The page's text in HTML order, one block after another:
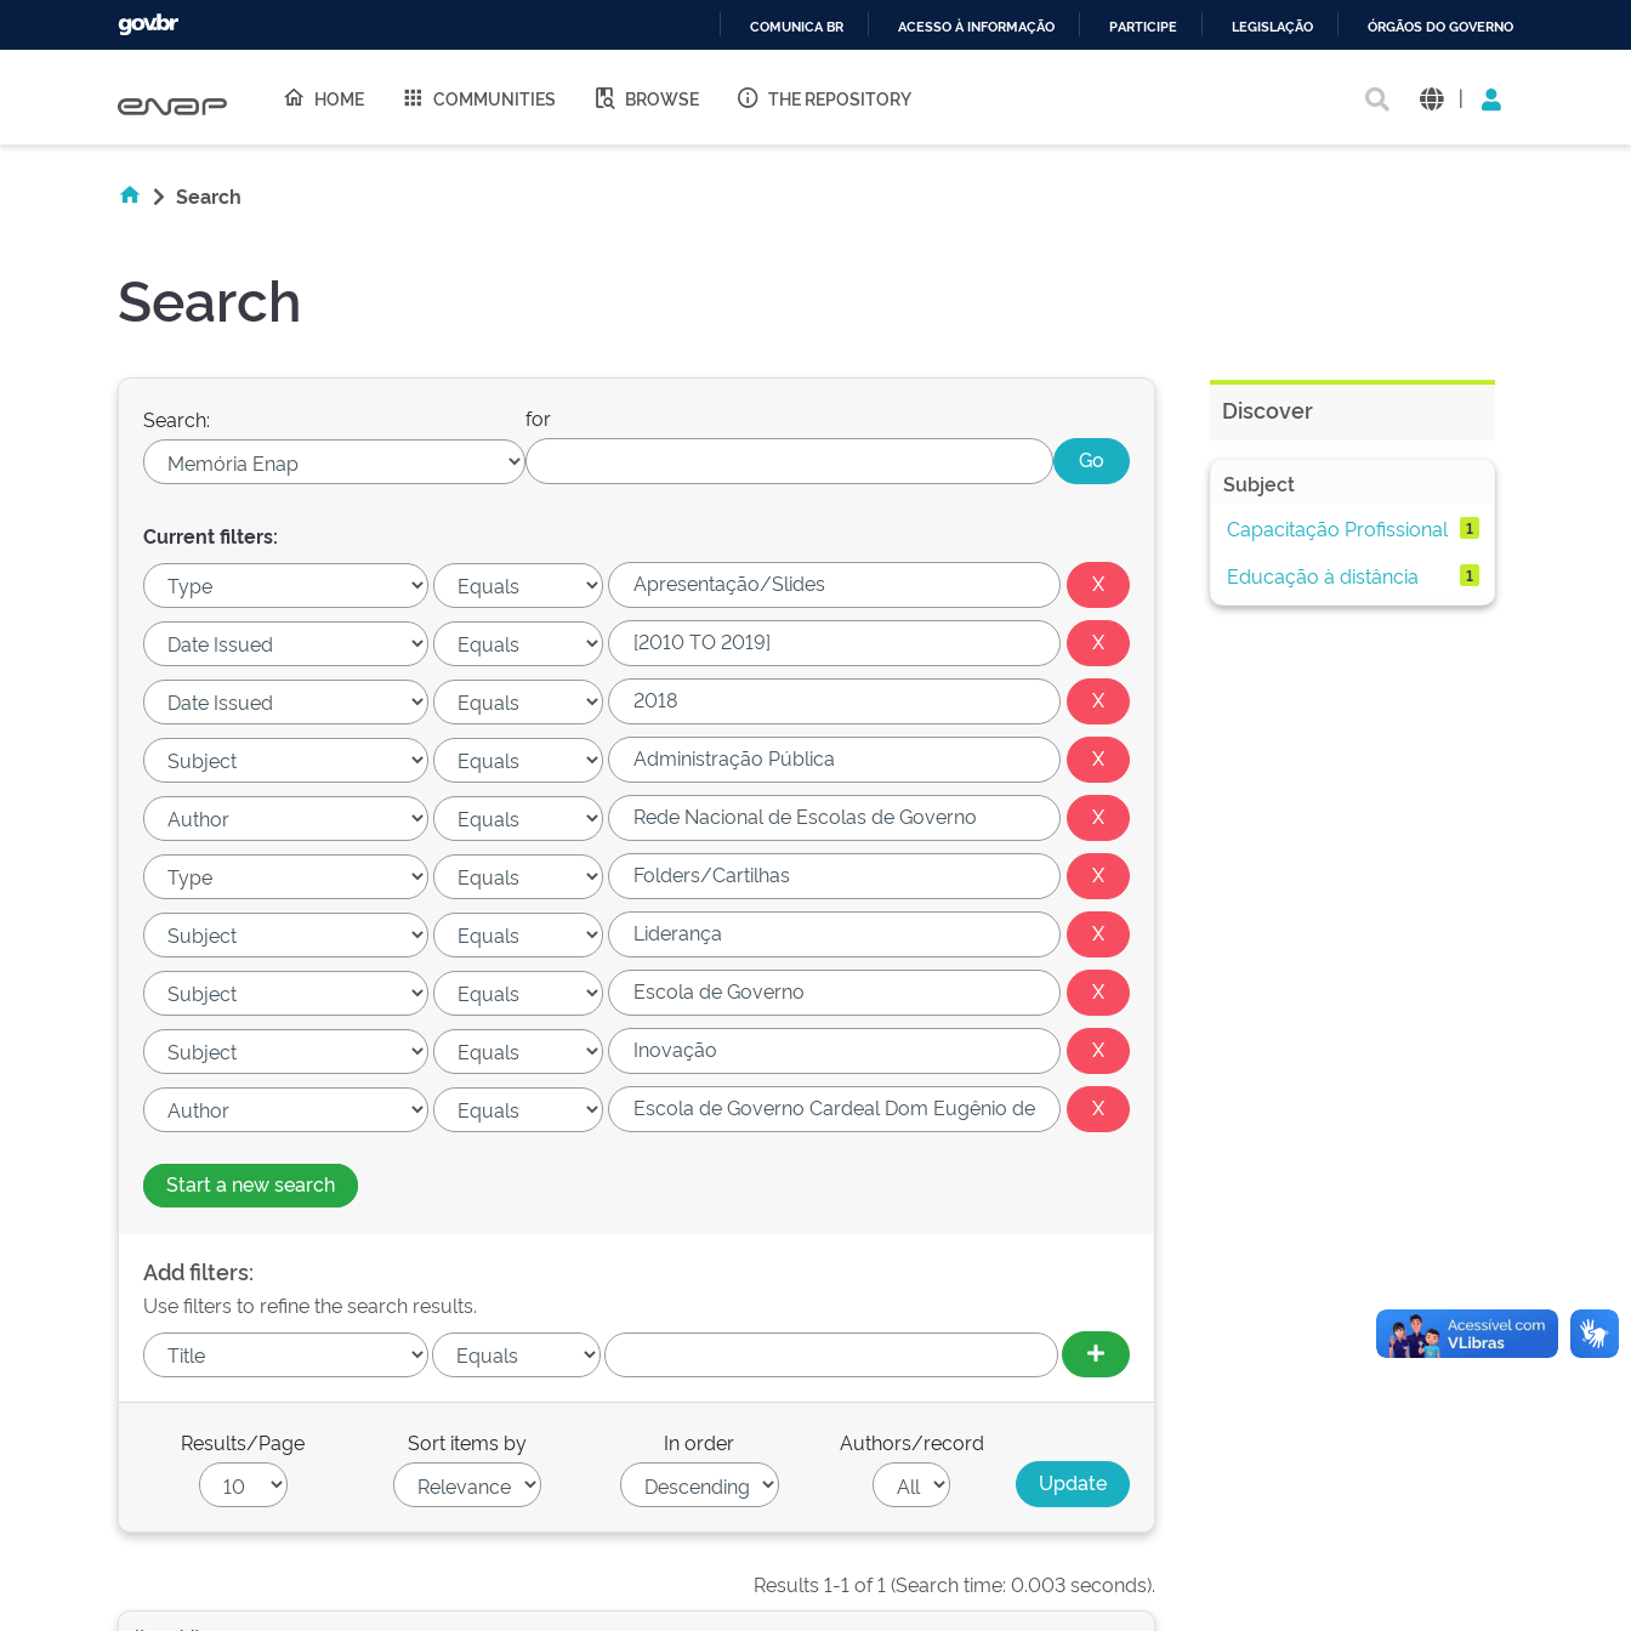
O
COMUNICA BR ACESSO À INFORMAÇÃO PARTICIPE LEGISLAÇÃO ÓRGÃOS DO GOVERNO
HOME COMMUNITIES BROWSE THE REPOSITORY |
Search
Search
Search: for
Current filters:
Start a new search
Add filters:
Use filters to refine the search results.
Results/Page Sort items by In order Authors/record
Results 1-1 of 1 (Search time: 0.003 seconds).
Discover
Subject
Capacitação Profissional
1
Educação à distância 1